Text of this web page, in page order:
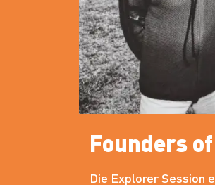
Founders
Die Explorer Session